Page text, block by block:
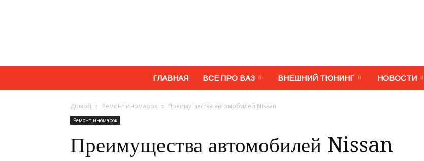
МегаВАЗ.
ГЛАВНАЯ ВСЕ ПРО ВАЗ ВНЕШНИЙ ТЮНИНГ НОВОСТИ
Домой Ремонт иномарок Преимущества автомобилей Nissan
Ремонт иномарок
Преимущества автомобилей Nissan